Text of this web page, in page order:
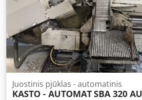
Juostinis pjūklas - automatinis
KASTO - AUTOMATSBA 320 AU